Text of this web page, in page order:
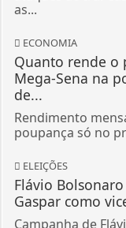
as...
ECONOMIA
Quanto rende o
Mega-Sena na
de...
Rendimento
poupança só no
ELEIÇÕES
Flávio
Gaspar como
Campanha de